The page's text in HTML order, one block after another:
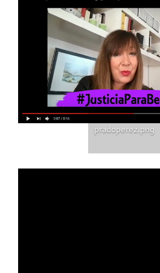
pradoperez.png